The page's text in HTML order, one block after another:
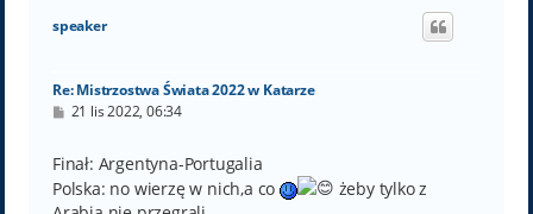
speaker
Re: Mistrzostwa Świata 2022 w Katarze
P
t
21 lis 2022, 06:34
Finał: Argentyna-Portugalia
Polska: no wierzę w nich,a co
żeby tylko z